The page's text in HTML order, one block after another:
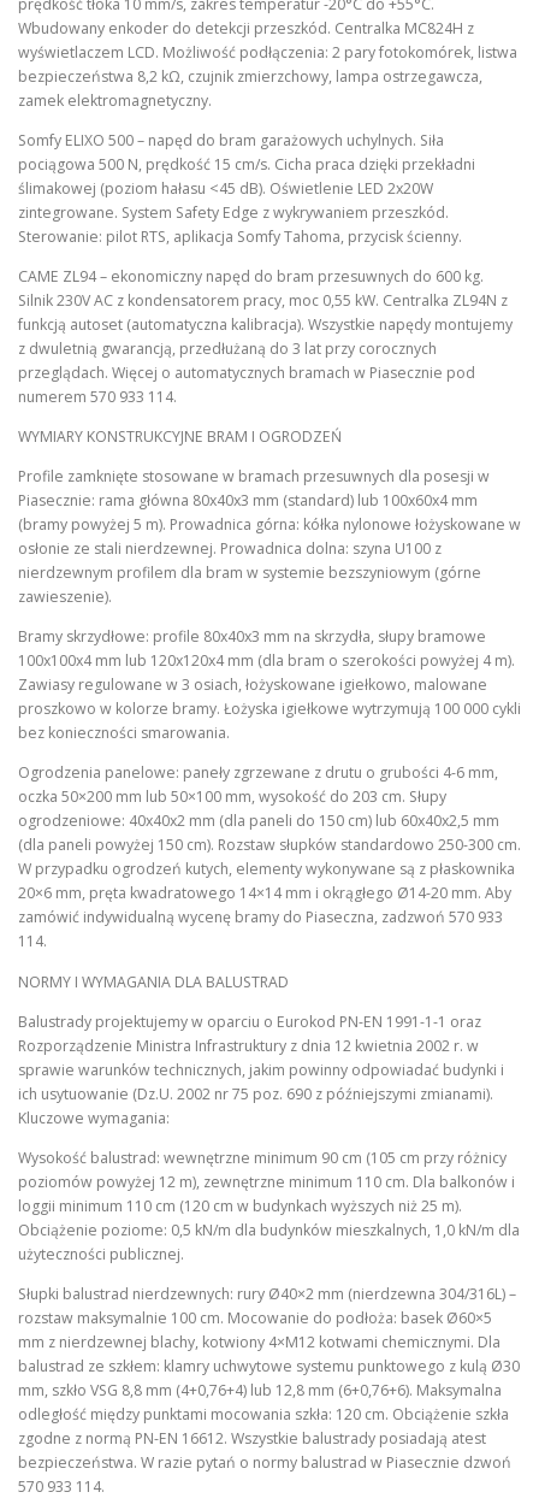
Wbudowany enkoder do detekcji przeszkód. Centralka MC824H z
wyświetlaczem LCD. Możliwość podłączenia: 2 pary fotokomórek, listwa
bezpieczeństwa 8,2 kΩ, czujnik zmierzchowy, lampa ostrzegawcza,
zamek elektromagnetyczny.
Somfy ELIXO 500 – napęd do bram garażowych uchylnych. Siła
pociągowa 500 N, prędkość 15 cm/s. Cicha praca dzięki przekładni
ślimakowej (poziom hałasu <45 dB). Oświetlenie LED 2x20W
zintegrowane. System Safety Edge z wykrywaniem przeszkód.
Sterowanie: pilot RTS, aplikacja Somfy Tahoma, przycisk ścienny.
CAME ZL94 – ekonomiczny napęd do bram przesuwnych do 600 kg.
Silnik 230V AC z kondensatorem pracy, moc 0,55 kW. Centralka ZL94N z
funkcją autoset (automatyczna kalibracja). Wszystkie napędy montujemy
z dwuletnią gwarancją, przedłużaną do 3 lat przy corocznych
przeglądach. Więcej o automatycznych bramach w Piasecznie pod
numerem 570 933 114.
WYMIARY KONSTRUKCYJNE BRAM I OGRODZEŃ
Profile zamknięte stosowane w bramach przesuwnych dla posesji w
Piasecznie: rama główna 80x40x3 mm (standard) lub 100x60x4 mm
(bramy powyżej 5 m). Prowadnica górna: kółka nylonowe łożyskowane w
osłonie ze stali nierdzewnej. Prowadnica dolna: szyna U100 z
nierdzewnym profilem dla bram w systemie bezszyniowym (górne
zawieszenie).
Bramy skrzydłowe: profile 80x40x3 mm na skrzydła, słupy bramowe
100x100x4 mm lub 120x120x4 mm (dla bram o szerokości powyżej 4 m).
Zawiasy regulowane w 3 osiach, łożyskowane igiełkowo, malowane
proszkowo w kolorze bramy. Łożyska igiełkowe wytrzymują 100 000 cykli
bez konieczności smarowania.
Ogrodzenia panelowe: paneły zgrzewane z drutu o grubości 4-6 mm,
oczka 50×200 mm lub 50×100 mm, wysokość do 203 cm. Słupy
ogrodzeniowe: 40x40x2 mm (dla paneli do 150 cm) lub 60x40x2,5 mm
(dla paneli powyżej 150 cm). Rozstaw słupków standardowo 250-300 cm.
W przypadku ogrodzeń kutych, elementy wykonywane są z płaskownika
20×6 mm, pręta kwadratowego 14×14 mm i okrągłego Ø14-20 mm. Aby
zamówić indywidualną wycenę bramy do Piaseczna, zadzwoń 570 933
114.
NORMY I WYMAGANIA DLA BALUSTRAD
Balustrady projektujemy w oparciu o Eurokod PN-EN 1991-1-1 oraz
Rozporządzenie Ministra Infrastruktury z dnia 12 kwietnia 2002 r. w
sprawie warunków technicznych, jakim powinny odpowiadać budynki i
ich usytuowanie (Dz.U. 2002 nr 75 poz. 690 z późniejszymi zmianami).
Kluczowe wymagania:
Wysokość balustrad: wewnętrzne minimum 90 cm (105 cm przy różnicy
poziomów powyżej 12 m), zewnętrzne minimum 110 cm. Dla balkonów i
loggii minimum 110 cm (120 cm w budynkach wyższych niż 25 m).
Obciążenie poziome: 0,5 kN/m dla budynków mieszkalnych, 1,0 kN/m dla
użyteczności publicznej.
Słupki balustrad nierdzewnych: rury Ø40×2 mm (nierdzewna 304/316L) –
rozstaw maksymalnie 100 cm. Mocowanie do podłoża: basek Ø60×5
mm z nierdzewnej blachy, kotwiony 4×M12 kotwami chemicznymi. Dla
balustrad ze szkłem: klamry uchwytowe systemu punktowego z kulą Ø30
mm, szkło VSG 8,8 mm (4+0,76+4) lub 12,8 mm (6+0,76+6). Maksymalna
odległość między punktami mocowania szkła: 120 cm. Obciążenie szkła
zgodne z normą PN-EN 16612. Wszystkie balustrady posiadają atest
bezpieczeństwa. W razie pytań o normy balustrad w Piasecznie dzwoń
570 933 114.